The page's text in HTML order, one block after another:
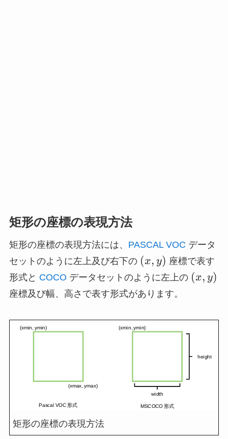
矩形の座標の表現方法
矩形の座標の表現方法には、 PASCAL VOC データ
セットのように左上及び右下の (x,
y)
(x, y) 座標で表す
形式と COCO データセットのように左上の (x,
(x, y)
座標及び幅、高さで表す形式があります。
矩形の座標の表現方法